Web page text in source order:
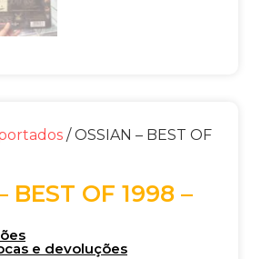
/ OSSIAN – BEST OF
BEST OF 1998 –
e devoluções